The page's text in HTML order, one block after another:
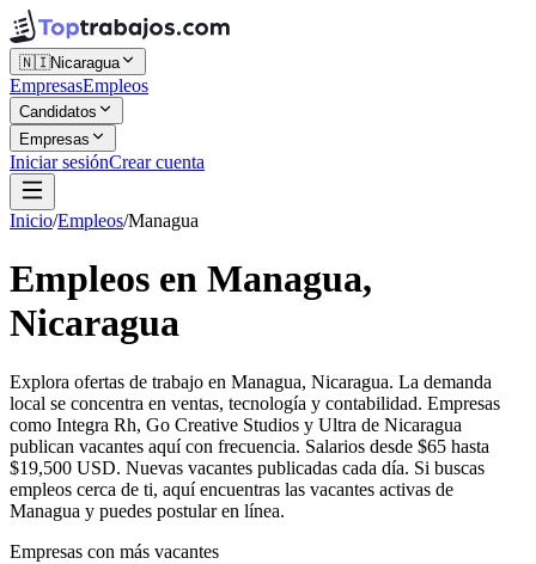
🇳🇮Nicaragua
EmpresasEmpleos
Candidatos
Empresas
Iniciar sesiónCrear cuenta
Inicio/Empleos/Managua
Empleos en Managua,
Nicaragua
Explora ofertas de trabajo en Managua, Nicaragua. La demanda
local se concentra en ventas, tecnología y contabilidad. Empresas
como Integra Rh, Go Creative Studios y Ultra de Nicaragua
publican vacantes aquí con frecuencia. Salarios desde $65 hasta
$19,500 USD. Nuevas vacantes publicadas cada día. Si buscas
empleos cerca de ti, aquí encuentras las vacantes activas de
Managua y puedes postular en línea.
Empresas con más vacantes